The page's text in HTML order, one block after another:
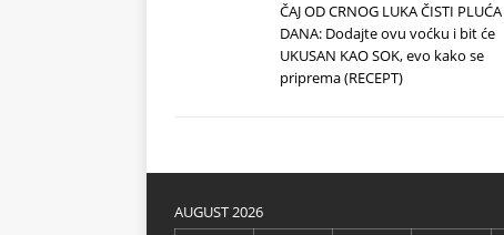
ČAJ OD CRNOG LUKA ČISTI
DANA: Dodajte ovu voćku i bit će
UKUSAN KAO SOK, evo kako se
priprema (RECEPT)
AUGUST 2026